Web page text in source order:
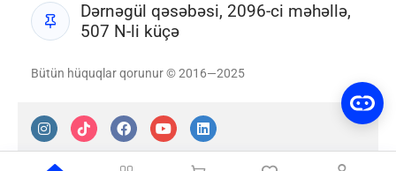
Dərnəgül qəsəbəsi, 2096-ci məhəllə,
507 N-li küçə
Bütün hüquqlar qorunur © 2016—2025